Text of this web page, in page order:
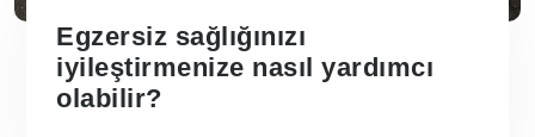
Egzersiz sağlığınızı
iyileştirmenize nasıl yardımcı
olabilir?